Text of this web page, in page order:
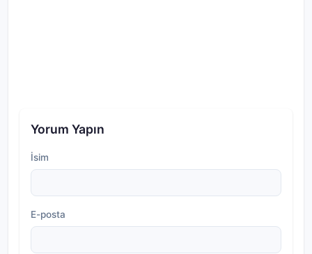
Yorum Yapın
İsim
E-posta